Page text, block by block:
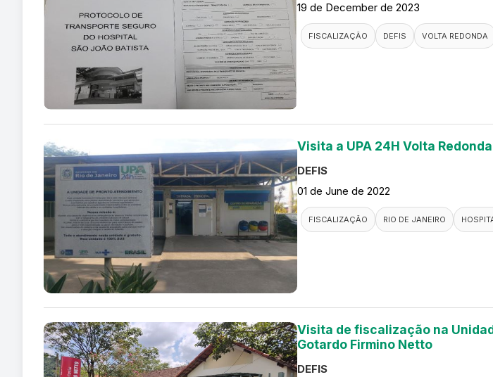
19 de December de 2023
FISCALIZAÇÃO DEFIS VOLTA REDONDA
Visita a UPA 24H Volta Redonda
DEFIS
01 de June de 2022
FISCALIZAÇÃO RIO DE JANEIRO
Visita de fiscalização na
Gotardo Firmino Netto
DEFIS